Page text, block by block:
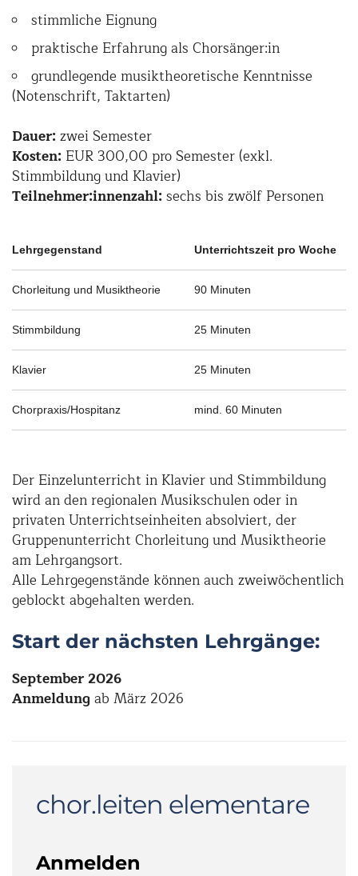
stimmliche Eignung
praktische Erfahrung als Chorsänger:in
grundlegende musiktheoretische Kenntnisse
(Notenschrift, Taktarten)
Dauer:zwei Semester
Kosten: EUR 300,00 pro Semester (exkl.
Stimmbildung und Klavier)
Teilnehmer:innenzahl:sechs bis zwölf Personen
Lehrgegenstand Unterrichtszeit pro Woche
Chorleitung und Musiktheorie 90 Minuten
Stimmbildung 25 Minuten
Klavier 25 Minuten
Chorpraxis/Hospitanz mind. 60 Minuten
Der Einzelunterricht in Klavier und Stimmbildung
wird an den regionalen Musikschulen oder in
privaten Unterrichtseinheiten absolviert, der
Gruppenunterricht Chorleitung und Musiktheorie
am Lehrgangsort.
Alle Lehrgegenstände können auch zweiwöchentlich
geblockt abgehalten werden.
Start der nächsten Lehrgänge:
September 2026
Anmeldung ab März 2026
chor.leiten elementare
Anmelden